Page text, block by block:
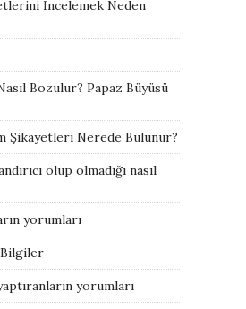
İncelemek Neden
Bozulur? Papaz Büyüsü
Şikayetleri Nerede Bulunur?
olup olmadığı nasıl
yorumları
Bilgiler
yorumları